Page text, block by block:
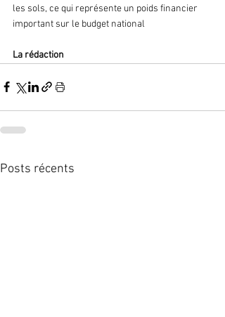
les sols, ce qui représente un poids financier
important sur le budget national
La rédaction
Posts récents